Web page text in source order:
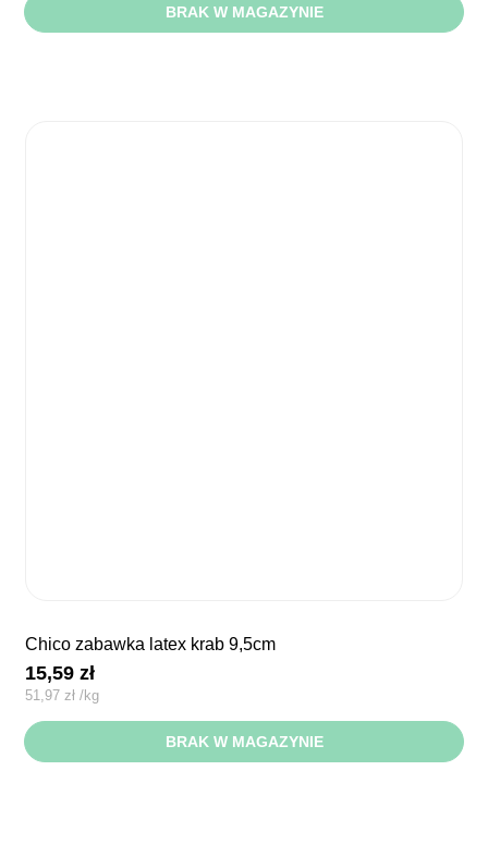
BRAK W MAGAZYNIE
chico zabawka latex krab 9,5cm
15,59zł
51,97zł /kg
BRAK W MAGAZYNIE